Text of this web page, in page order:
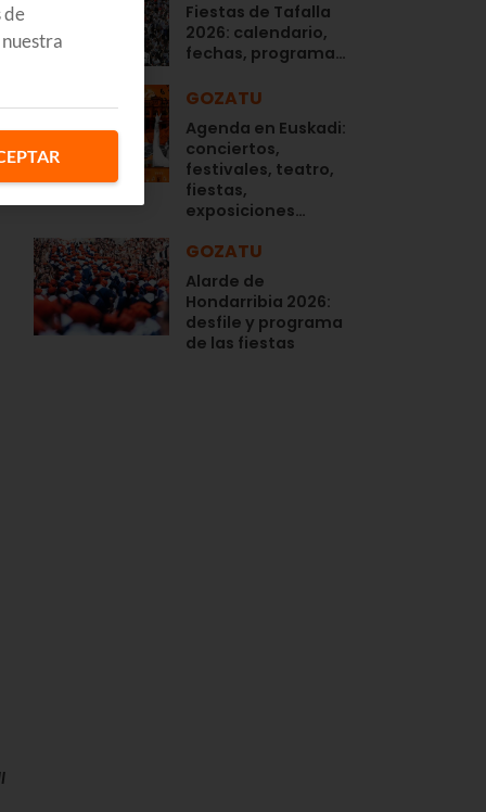
Fiestas de Tafalla
2026: calendario,
fechas, programa…
GOZATU
Agenda en Euskadi:
conciertos,
festivales, teatro,
fiestas,
exposiciones…
GOZATU
Alarde de
Hondarribia 2026:
desfile y programa
de las fiestas
de